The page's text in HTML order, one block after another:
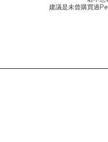
建議是未曾購買過